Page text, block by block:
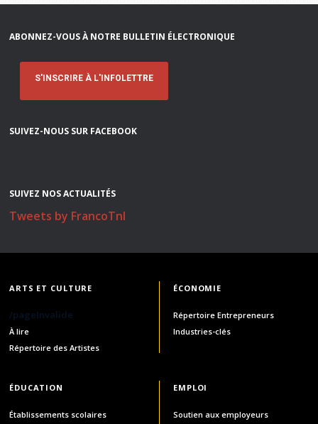
ABONNEZ-VOUS À NOTRE BULLETIN ÉLECTRONIQUE
S'INSCRIRE À L'INFOLETTRE
SUIVEZ-NOUS SUR FACEBOOK
SUIVEZ NOS ACTUALITÉS
Tweets by FrancoTnl
ARTS ET CULTURE
/pageInvalide
À lire
Répertoire des Artistes
ÉCONOMIE
Répertoire Entrepreneurs
Industries-clés
ÉDUCATION
Établissements scolaires
EMPLOI
Soutien aux employeurs